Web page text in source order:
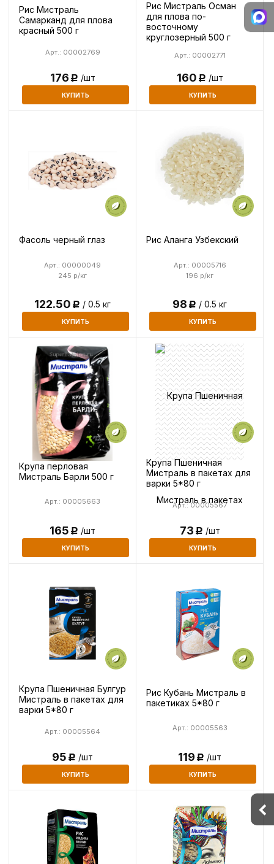
Рис Мистраль
Самарканд для плова
красный 500 г
Арт.: 00002769
176Р /шт
КУПИТЬ
Рис Мистраль Осман
для плова по-
восточному
круглозерный 500 г
Арт.: 00002771
160Р /шт
КУПИТЬ
Фасоль черный глаз
245 р/кг
Арт.: 00000049
122.50Р / 0.5 кг
КУПИТЬ
Рис Аланга Узбекский
196 р/кг
Арт.: 00005716
98Р / 0.5 кг
КУПИТЬ
Крупа перловая
Мистраль Барли 500 г
Арт.: 00005663
165Р /шт
КУПИТЬ
Крупа Пшеничная
Мистраль в пакетах для
варки 5*80 г
Арт.: 00005567
73Р /шт
КУПИТЬ
Крупа Пшеничная Булгур
Мистраль в пакетах для
варки 5*80 г
Арт.: 00005564
95Р /шт
КУПИТЬ
Рис Кубань Мистраль в
пакетиках 5*80 г
Арт.: 00005563
119Р /шт
КУПИТЬ